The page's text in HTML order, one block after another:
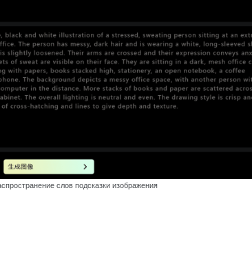
слов подсказки изображения